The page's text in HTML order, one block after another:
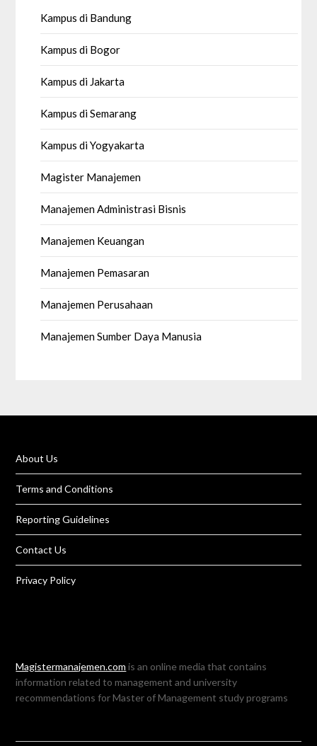
Kampus di Bandung
Kampus di Bogor
Kampus di Jakarta
Kampus di Semarang
Kampus di Yogyakarta
Magister Manajemen
Manajemen Administrasi Bisnis
Manajemen Keuangan
Manajemen Pemasaran
Manajemen Perusahaan
Manajemen Sumber Daya Manusia
About Us
Terms and Conditions
Reporting Guidelines
Contact Us
Privacy Policy
Magistermanajemen.com is an online media that contains
information related to management and university
recommendations for Master of Management study programs